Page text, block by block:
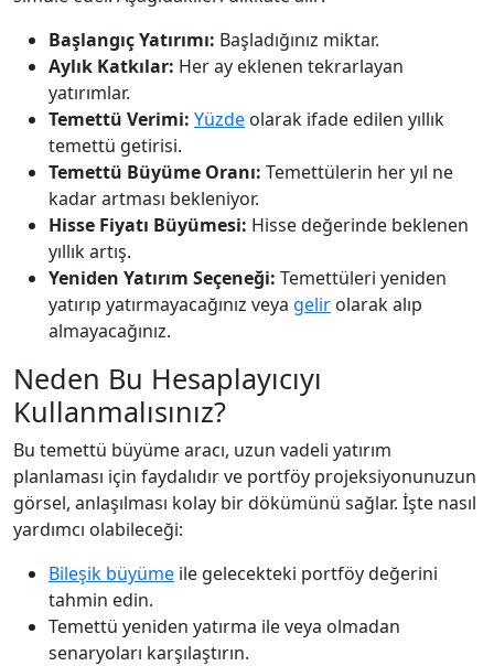
Başlangıç Yatırımı: Başladığınız miktar.
Aylık Katkılar: Her ay eklenen tekrarlayan
yatırımlar.
Temettü Verimi: Yüzde olarak ifade edilen yıllık
temettü getirisi.
Temettü Büyüme Oranı: Temettülerin her yıl ne
kadar artması bekleniyor.
Hisse Fiyatı Büyümesi: Hisse değerinde beklenen
yıllık artış.
Yeniden Yatırım Seçeneği: Temettüleri yeniden
yatırıp yatırmayacağınız veya gelir olarak alıp
almayacağınız.
Neden Bu Hesaplayıcıyı
Kullanmalısınız?
Bu temettü büyüme aracı, uzun vadeli yatırım
planlaması için faydalıdır ve portföy projeksiyonunuzun
görsel, anlaşılması kolay bir dökümünü sağlar. İşte nasıl
yardımcı olabileceği:
Bileşik büyüme ile gelecekteki portföy değerini
tahmin edin.
Temettü yeniden yatırma ile veya olmadan
senaryoları karşılaştırın.